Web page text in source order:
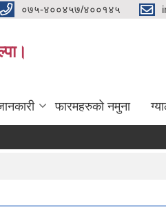
०७५-४००४५७/४००१४५
फारमहरुको नमुना